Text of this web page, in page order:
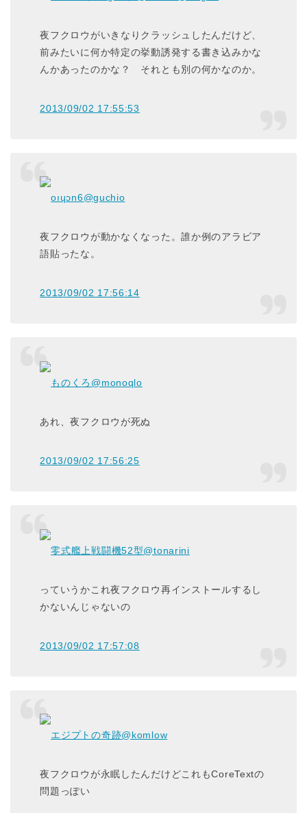
夜フクロウがいきなりクラッシュしたんだけど、
前みたいに何か特定の挙動誘発する書き込みかな
んかあったのかな？ それとも別の何かなのか。
2013/09/02 17:55:53
oıɥɔn6@guchio
夜フクロウが動かなくなった。誰か例のアラビア
語貼ったな。
2013/09/02 17:56:14
ものくろ @monoqlo
あれ、夜フクロウが死ぬ
2013/09/02 17:56:25
零式艦上戦闘機52型@tonarini
っていうかこれ夜フクロウ再インストールするし
かないんじゃないの
2013/09/02 17:57:08
エジプトの奇跡@komlow
夜フクロウが永眠したんだけどこれもCoreTextの
問題っぽい